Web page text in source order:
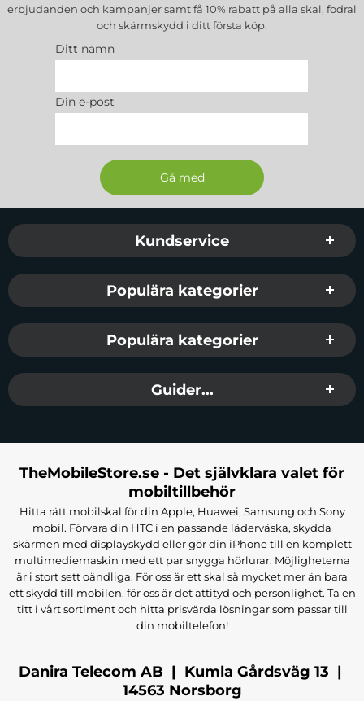
erbjudanden och kampanjer samt få 10% rabatt på alla skal, fodral
och skärmskydd i ditt första köp.
Ditt namn
Din e-post
Sidfot Blandad info och länkar
Kundservice
Populära kategorier
Populära kategorier
Guider...
TheMobileStore.se - Det självklara valet för
mobiltillbehör
Hitta rätt mobilskal för din Apple, Huawei, Samsung och Sony
mobil. Förvara din HTC i en passande läderväska, skydda
skärmen med displayskydd eller gör din iPhone till en komplett
multimediemaskin med ett par snygga hörlurar. Möjligheterna
är i stort sett oändliga. För oss är ett skal så mycket mer än bara
ett skydd till mobilen, för oss är det attityd och personlighet. Ta en
titt i vårt sortiment och hitta prisvärda lösningar som passar till
din mobiltelefon!
Danira Telecom AB | Kumla Gårdsväg 13 |
14563 Norsborg